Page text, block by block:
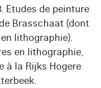
Etudes de peinture
Brasschaat (dont
lithographie).
en lithographie,
à la Rijks Hogere